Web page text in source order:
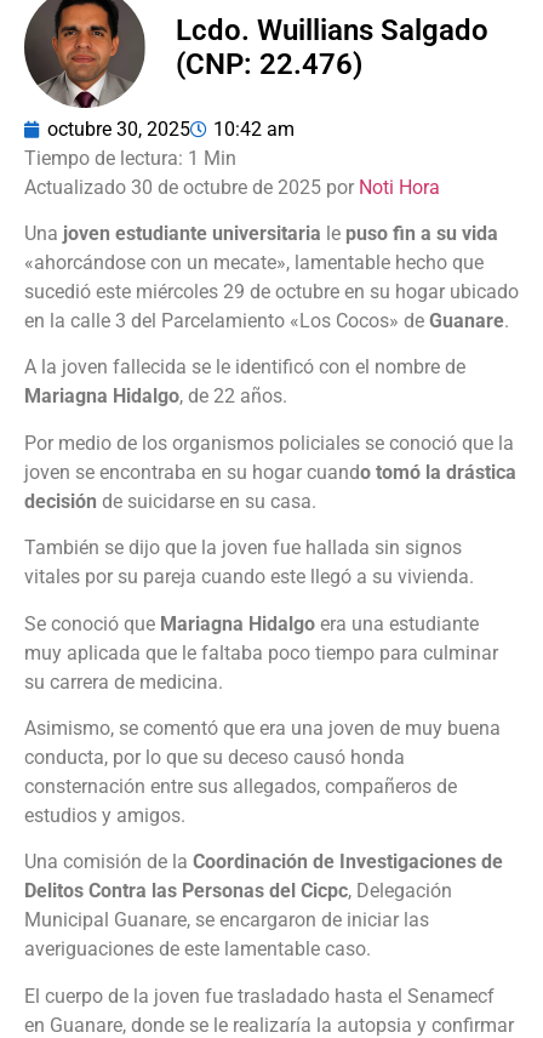
Lcdo. Wuillians Salgado
(CNP: 22.476)
octubre 30, 2025 10:42 am
Actualizado 30 de octubre de 2025 por Noti Hora
Una joven estudiante universitaria le puso fin a su vida
«ahorcándose con un mecate», lamentable hecho que
sucedió este miércoles 29 de octubre en su hogar ubicado
en la calle 3 del Parcelamiento «Los Cocos» de Guanare.
A la joven fallecida se le identificó con el nombre de
Mariagna Hidalgo, de 22 años.
Por medio de los organismos policiales se conoció que la
joven se encontraba en su hogar cuando tomó la drástica
decisión de suicidarse en su casa.
También se dijo que la joven fue hallada sin signos
vitales por su pareja cuando este llegó a su vivienda.
Se conoció que Mariagna Hidalgo era una estudiante
muy aplicada que le faltaba poco tiempo para culminar
su carrera de medicina.
Asimismo, se comentó que era una joven de muy buena
conducta, por lo que su deceso causó honda
consternación entre sus allegados, compañeros de
estudios y amigos.
Una comisión de la Coordinación de Investigaciones de
Delitos Contra las Personas del Cicpc, Delegación
Municipal Guanare, se encargaron de iniciar las
averiguaciones de este lamentable caso.
El cuerpo de la joven fue trasladado hasta el Senamecf
en Guanare, donde se le realizaría la autopsia y confirmar